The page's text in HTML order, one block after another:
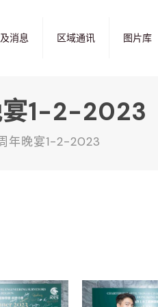
消息 区域通讯 图片库
1-2-2023
年晚宴1-2-2023